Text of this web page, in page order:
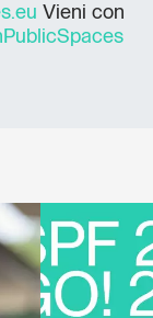
Vieni con